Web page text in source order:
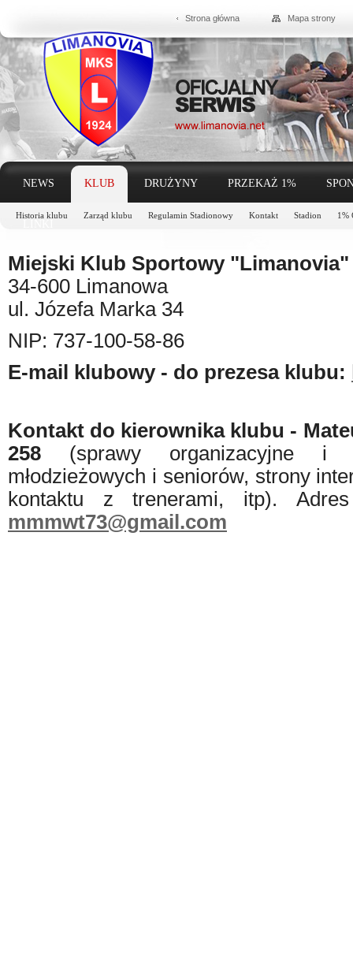
Strona główna Mapa strony
NEWS KLUB
Historia klubu Zarząd klubu Regulamin Stadionowy Kontakt Stadion 1%
DRUŻYNY PRZEKAŻ 1%
Miejski Klub Sportowy "Limanovia"
34-600 Limanowa
ul. Józefa Marka 34
NIP: 737-100-58-86
E-mail klubowy - do prezesa klubu:
Kontakt do kierownika klubu -
258 (sprawy organizacyjne i
młodzieżowych i seniorów, strony
kontaktu z trenerami, itp).
mmmwt73@gmail.com